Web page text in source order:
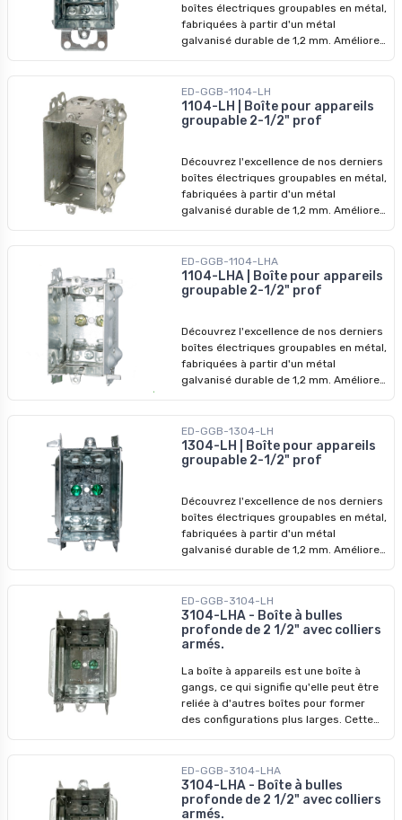
boîtes électriques groupables en métal,
fabriquées à partir d'un métal
galvanisé durable de 1,2 mm. Améliorez
conçus pour surpasser les modèles
précédents. Ne manquez pas nos prix
imbattables - profitez-en pour
ED-GGB-1104-LH
1104-LH | Boîte pour appareils
groupable 2-1/2" prof
Découvrez l'excellence de nos derniers
boîtes électriques groupables en métal,
fabriquées à partir d'un métal
galvanisé durable de 1,2 mm. Améliorez
conçus pour surpasser les modèles
précédents. Ne manquez pas nos prix
imbattables - profitez-en pour
ED-GGB-1104-LHA
1104-LHA | Boîte pour appareils
groupable 2-1/2" prof
Découvrez l'excellence de nos derniers
boîtes électriques groupables en métal,
fabriquées à partir d'un métal
galvanisé durable de 1,2 mm. Améliorez
conçus pour surpasser les modèles
précédents. Ne manquez pas nos prix
imbattables - saisissez l'opportunité de
ED-GGB-1304-LH
1304-LH | Boîte pour appareils
groupable 2-1/2" prof
Découvrez l'excellence de nos derniers
boîtes électriques groupables en métal,
fabriquées à partir d'un métal
galvanisé durable de 1,2 mm. Améliorez
conçus pour surpasser les modèles
précédents. Ne manquez pas nos prix
imbattables - profitez-en pour
révolutionner vos installations dès
ED-GGB-3104-LH
3104-LHA - Boîte à bulles
profonde de 2 1/2" avec colliers
armés.
La boîte à appareils est une boîte à
gangs, ce qui signifie qu'elle peut être
reliée à d'autres boîtes pour former
des configurations plus larges. Cette
où plusieurs appareils ou connexions
doivent être logés ensemble.
Caractéristiques principales : -
Matériau : Acier - Dimensions : H 3 po, L
ED-GGB-3104-LHA
3104-LHA - Boîte à bulles
profonde de 2 1/2" avec colliers
armés.